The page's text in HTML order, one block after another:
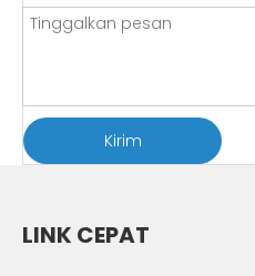
Kirim
LINK CEPAT